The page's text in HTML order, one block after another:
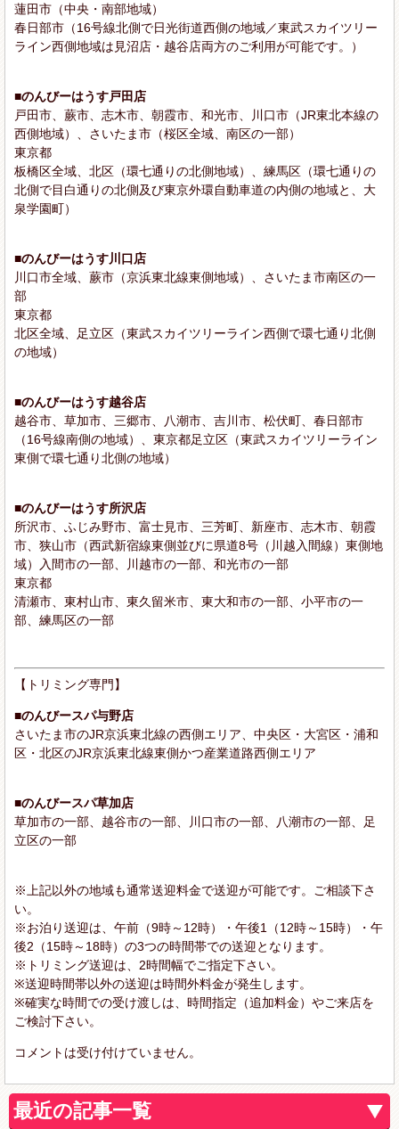
蓮田市（中央・南部地域）
春日部市（16号線北側で日光街道西側の地域／東武スカイツリー
ライン西側地域は見沼店・越谷店両方のご利用が可能です。）
■のんびーはうす戸田店
戸田市、蕨市、志木市、朝霞市、和光市、川口市（JR東北本線の
西側地域）、さいたま市（桜区全域、南区の一部）
東京都
板橋区全域、北区（環七通りの北側地域）、練馬区（環七通りの
北側で目白通りの北側及び東京外環自動車道の内側の地域と、大
泉学園町）
■のんびーはうす川口店
川口市全域、蕨市（京浜東北線東側地域）、さいたま市南区の一
部
東京都
北区全域、足立区（東武スカイツリーライン西側で環七通り北側
の地域）
■のんびーはうす越谷店
越谷市、草加市、三郷市、八潮市、吉川市、松伏町、春日部市
（16号線南側の地域）、東京都足立区（東武スカイツリーライン
東側で環七通り北側の地域）
■のんびーはうす所沢店
所沢市、ふじみ野市、富士見市、三芳町、新座市、志木市、朝霞
市、狭山市（西武新宿線東側並びに県道8号（川越入間線）東側地
域）入間市の一部、川越市の一部、和光市の一部
東京都
清瀬市、東村山市、東久留米市、東大和市の一部、小平市の一
部、練馬区の一部
【トリミング専門】
■のんびースパ与野店
さいたま市のJR京浜東北線の西側エリア、中央区・大宮区・浦和
区・北区のJR京浜東北線東側かつ産業道路西側エリア
■のんびースパ草加店
草加市の一部、越谷市の一部、川口市の一部、八潮市の一部、足
立区の一部
※上記以外の地域も通常送迎料金で送迎が可能です。ご相談下さ
い。
※お泊り送迎は、午前（9時～12時）・午後1（12時～15時）・午
後2（15時～18時）の3つの時間帯での送迎となります。
※トリミング送迎は、2時間幅でご指定下さい。
※送迎時間帯以外の送迎は時間外料金が発生します。
※確実な時間での受け渡しは、時間指定（追加料金）やご来店を
ご検討下さい。
コメントは受け付けていません。
最近の記事一覧